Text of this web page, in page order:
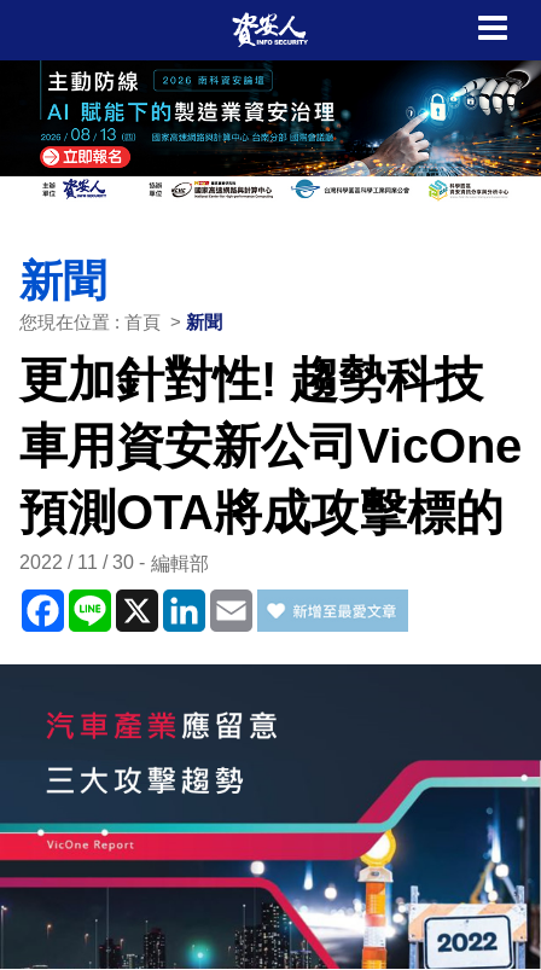
新聞
您現在位置 : 首頁 > 新聞
更加針對性! 趨勢科技
車用資安新公司VicOne
預測OTA將成攻擊標的
2022 / 11 / 30 編輯部
Facebook
Line X LinkedIn
Email